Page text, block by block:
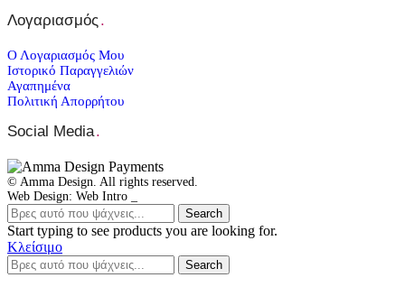
Λογαριασμός.
Ο Λογαριασμός Μου
Ιστορικό Παραγγελιών
Αγαπημένα
Πολιτική Απορρήτου
Social Media.
© Amma Design. All rights reserved.
Web Design: Web Intro _
Search
Start typing to see products you are looking for.
Κλείσιμο
Search